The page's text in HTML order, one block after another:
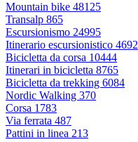
Mountain bike 48125
Transalp 865
Escursionismo 24995
Itinerario escursionistico 4692
Bicicletta da corsa 10444
Itinerari in bicicletta 8765
Bicicletta da trekking 6084
Nordic Walking 370
Corsa 1783
Via ferrata 487
Pattini in linea 213